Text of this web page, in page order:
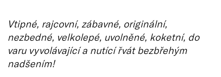
Vtipné, rajcovní, zábavné, originální,
nezbedné, velkolepé, uvolněné, koketní, do
varu vyvolávající a nutící řvát bezbřehým
nadšením!